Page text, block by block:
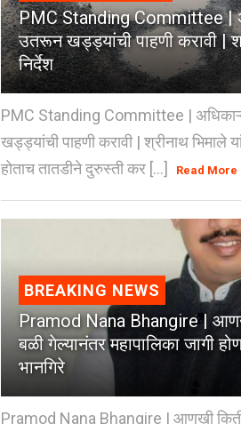
PMC Standing Committee |
उतरून खड्ड्यांची पाहणी करावी |
निर्देश
PMC Standing Committee |
खड्ड्यांची पाहणी करावी | श्रीनाथ भिमाले
होताच तातडीने दुरुस्ती कर [...]
Read More
BREAKING NEWS
Pramod Nana Bhangire |
बळी गेल्यानंतर महापालिका जागी
भानगिरे
Pramod Nana Bhangire | आणखी किती